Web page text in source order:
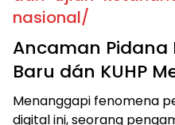
nasional/
Ancaman Pidana
Baru dán KUHP
Menanggapi fenomena
digital ini, seorang